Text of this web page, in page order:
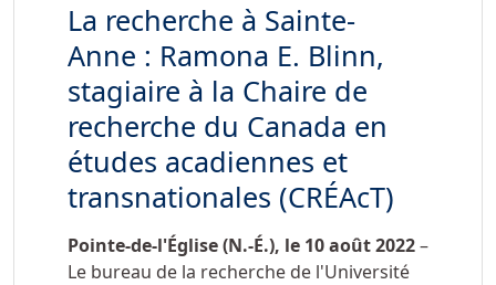
La recherche à Sainte-
Anne : Ramona E. Blinn,
stagiaire à la Chaire de
recherche du Canada en
études acadiennes et
transnationales (CRÉAcT)
Pointe-de-l'Église (N.-É.), le 10 août 2022–
Le bureau de la recherche de l'Université